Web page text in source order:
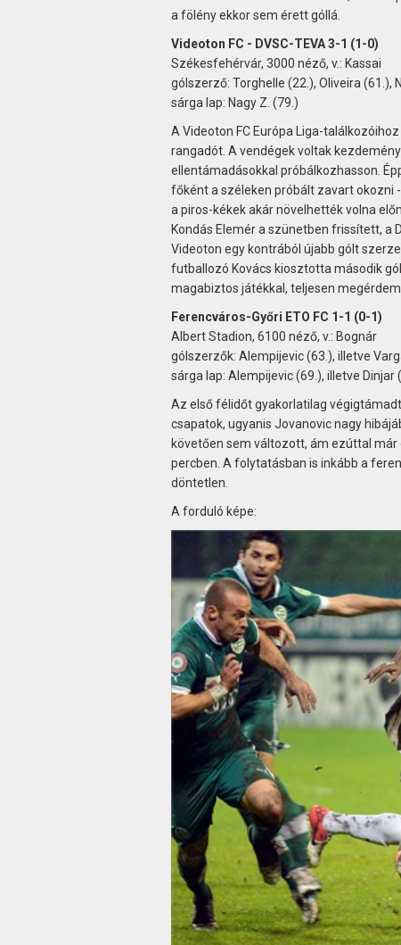
a fölény ekkor sem érett góllá.
Videoton FC - DVSC-TEVA 3-1 (1-0)
Székesfehérvár, 3000 néző, v.: Kassai
gólszerző: Torghelle (22.), Oliveira (61.),
sárga lap: Nagy Z. (79.)
A Videoton FC Európa Liga-
rangadót. A vendégek voltak
ellentámadásokkal próbálkozhasson.
főként a széleken próbált zavart okozni
a piros-kékek akár növelhették volna
Kondás Elemér a szünetben frissített, a
Videoton egy kontrából újabb gólt
futballozó Kovács kiosztotta második
magabiztos játékkal, teljesen
Ferencváros-Győri ETO FC 1-1 (0-1)
Albert Stadion, 6100 néző, v.: Bognár
gólszerzők: Alempijevic (63.), illetve
sárga lap: Alempijevic (69.), illetve Dinjar
Az első félidőt gyakorlatilag
csapatok, ugyanis Jovanovic nagy
követően sem változott, ám ezúttal
percben. A folytatásban is inkább a
döntetlen.
A forduló képe: